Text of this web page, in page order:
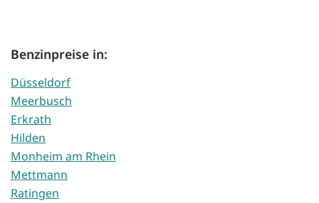
Benzinpreise in:
Düsseldorf
Meerbusch
Erkrath
Hilden
Monheim am Rhein
Mettmann
Ratingen